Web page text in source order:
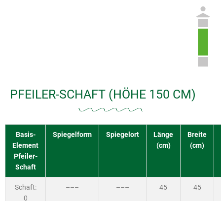
PFEILER-SCHAFT (HÖHE 150 CM)
Basis-
Element
Pfeiler-
Schaft
Spiegelform Spiegelort
Länge
(cm)
Breite
(cm)
Schaft:
0
––– ––– 45 45